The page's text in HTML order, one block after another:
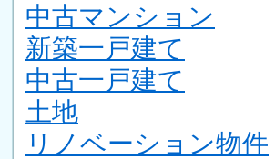
中古マンション
新築一戸建て
中古一戸建て
土地
リノベーション物件